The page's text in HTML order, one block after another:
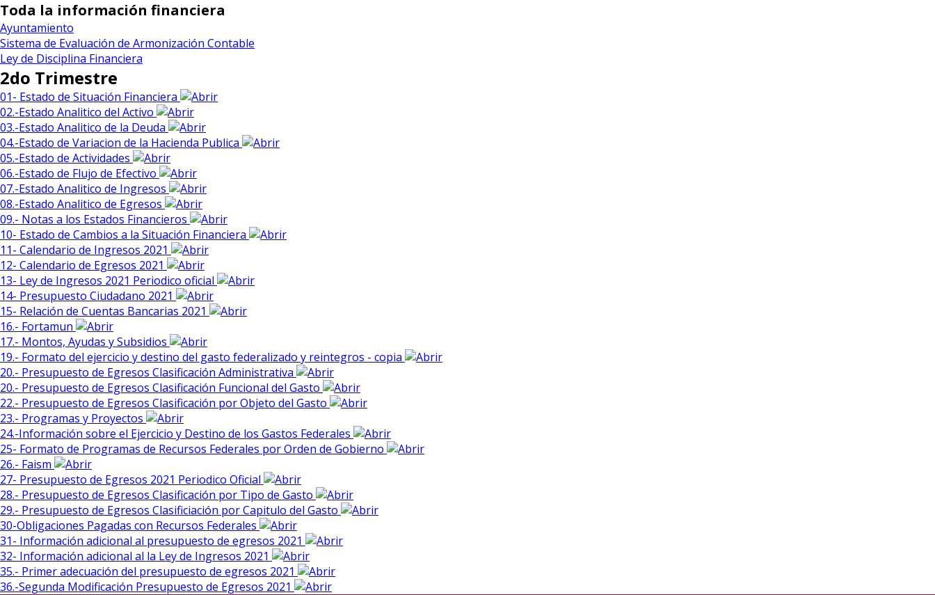
Toda la información financiera
Ayuntamiento
Sistema de Evaluación de Armonización Contable
Ley de Disciplina Financiera
2do Trimestre
01- Estado de Situación Financiera
02.-Estado Analitico del Activo
03.-Estado Analitico de la Deuda
04.-Estado de Variacion de la Hacienda Publica
05.-Estado de Actividades
06.-Estado de Flujo de Efectivo
07.-Estado Analitico de Ingresos
08.-Estado Analitico de Egresos
09.- Notas a los Estados Financieros
10- Estado de Cambios a la Situación Financiera
11- Calendario de Ingresos 2021
12- Calendario de Egresos 2021
13- Ley de Ingresos 2021 Periodico oficial
14- Presupuesto Ciudadano 2021
15- Relación de Cuentas Bancarias 2021
16.- Fortamun
17.- Montos, Ayudas y Subsidios
19.- Formato del ejercicio y destino del gasto federalizado y reintegros - copia
20.- Presupuesto de Egresos Clasificación Administrativa
20.- Presupuesto de Egresos Clasificación Funcional del Gasto
22.- Presupuesto de Egresos Clasificación por Objeto del Gasto
23.- Programas y Proyectos
24.-Información sobre el Ejercicio y Destino de los Gastos Federales
25- Formato de Programas de Recursos Federales por Orden de Gobierno
26.- Faism
27- Presupuesto de Egresos 2021 Periodico Oficial
28.- Presupuesto de Egresos Clasificación por Tipo de Gasto
29.- Presupuesto de Egresos Clasificiación por Capitulo del Gasto
30-Obligaciones Pagadas con Recursos Federales
31- Información adicional al presupuesto de egresos 2021
32- Información adicional al la Ley de Ingresos 2021
35.- Primer adecuación del presupuesto de egresos 2021
36.-Segunda Modificación Presupuesto de Egresos 2021